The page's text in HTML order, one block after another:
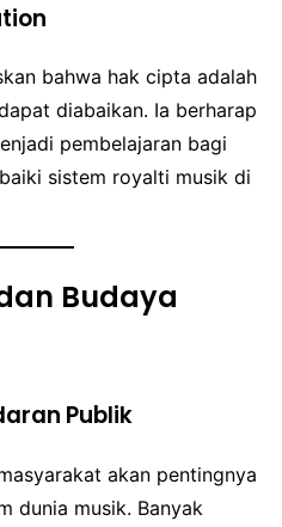
bahwa hak cipta adalah
diabaikan. Ia berharap
pembelajaran bagi
sistem royalti musik di
Budaya
Publik
akan pentingnya
dunia musik. Banyak